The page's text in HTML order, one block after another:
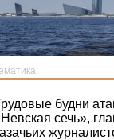
будни
сечь»,